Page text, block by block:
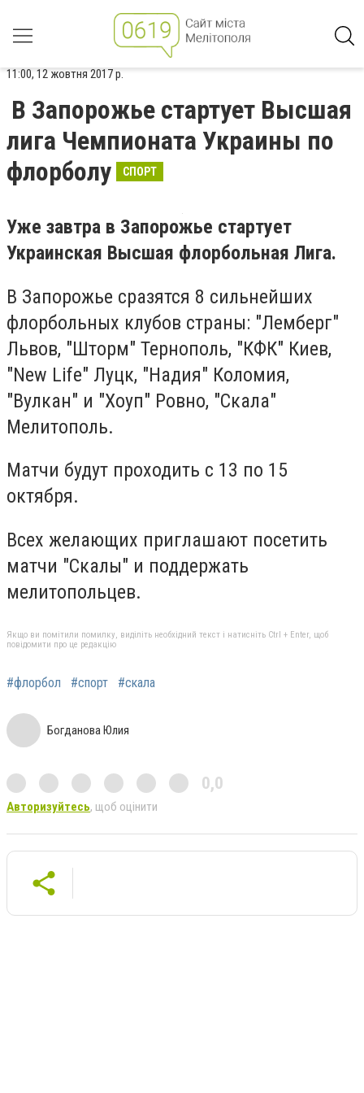
11:00, 12 жовтня 2017 р.
В Запорожье стартует Высшая
лига Чемпионата Украины по
флорболу
СПОРТ
Уже завтра в Запорожье стартует
Украинская Высшая флорбольная Лига.
В Запорожье сразятся 8 сильнейших
флорбольных клубов страны: "Лемберг"
Львов, "Шторм" Тернополь, "КФК" Киев,
"New Life" Луцк, "Надия" Коломия,
"Вулкан" и "Хоуп" Ровно, "Скала"
Мелитополь.
Матчи будут проходить с 13 по 15
октября.
Всех желающих приглашают посетить
матчи "Скалы" и поддержать
мелитопольцев.
Якщо ви помітили помилку, виділіть необхідний текст і натисніть Ctrl + Enter, щоб
повідомити про це редакцію
#флорбол #спорт #скала
Богданова Юлия
0,0
Авторизуйтесь, щоб оцінити